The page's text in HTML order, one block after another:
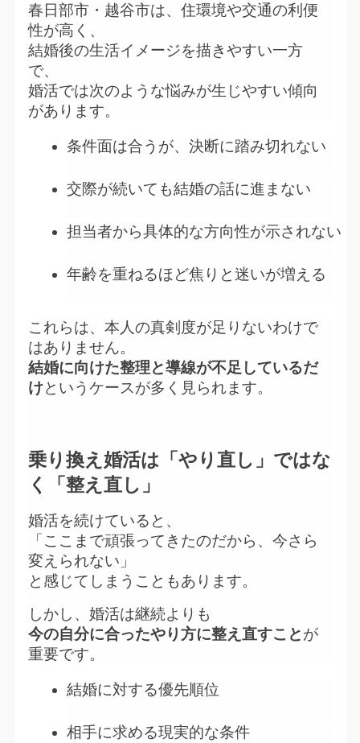
春日部市・越谷市は、住環境や交通の利便
性が高く、
結婚後の生活イメージを描きやすい一方
で、
婚活では次のような悩みが生じやすい傾向
があります。
条件面は合うが、決断に踏み切れない
交際が続いても結婚の話に進まない
担当者から具体的な方向性が示されない
年齢を重ねるほど焦りと迷いが増える
これらは、本人の真剣度が足りないわけで
はありません。
結婚に向けた整理と導線が不足しているだ
けというケースが多く見られます。
乗り換え婚活は「やり直し」ではな
く「整え直し」
婚活を続けていると、
「ここまで頑張ってきたのだから、今さら
変えられない」
と感じてしまうこともあります。
しかし、婚活は継続よりも
今の自分に合ったやり方に整え直すことが
重要です。
結婚に対する優先順位
相手に求める現実的な条件